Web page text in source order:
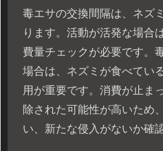
毒エサの交換間隔は、ネズ
ります。活動が活発な場合
費量チェックが必要です。
場合は、ネズミが食べてい
用が重要です。消費が止ま
除された可能性が高いため
い、新たな侵入がないか確